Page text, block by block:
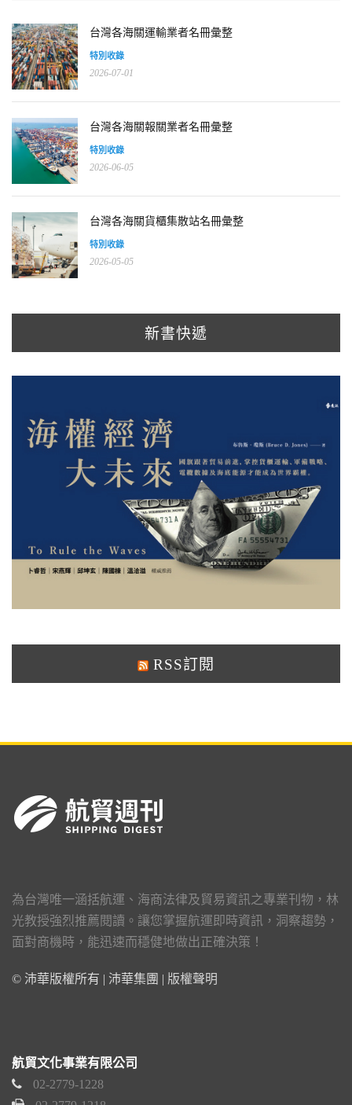
台灣各海關運輸業者名冊彙整
特別收錄
2026-07-01
台灣各海關報關業者名冊彙整
特別收錄
2026-06-05
台灣各海關貨櫃集散站名冊彙整
特別收錄
2026-05-05
新書快遞
RSS訂閱
為台灣唯一涵括航運、海商法律及貿易資訊之專業刊物，林
光教授強烈推薦閱讀。讓您掌握航運即時資訊，洞察趨勢，
面對商機時，能迅速而穩健地做出正確決策！
© 沛華版權所有 | 沛華集團 | 版權聲明
航貿文化事業有限公司
02-2779-1228